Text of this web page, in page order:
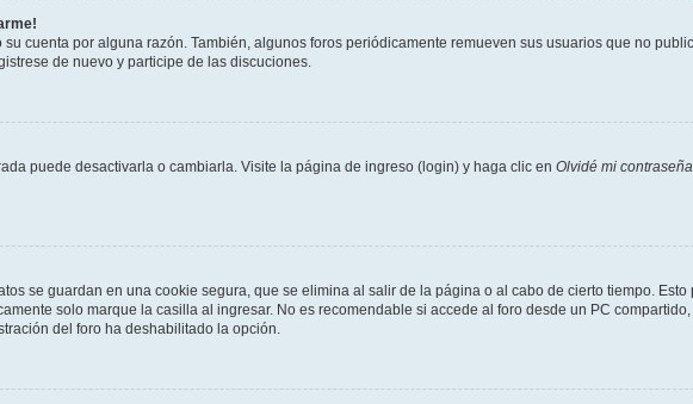
cuenta por alguna razón. También, algunos foros periódicamente remueven sus usuarios que no
de nuevo y participe de las discuciones.
puede desactivarla o cambiarla. Visite la página de ingreso (login) y haga clic en Olvidé mi contraseña
se guardan en una cookie segura, que se elimina al salir de la página o al cabo de cierto tiempo.
solo marque la casilla al ingresar. No es recomendable si accede al foro desde un PC
del foro ha deshabilitado la opción.